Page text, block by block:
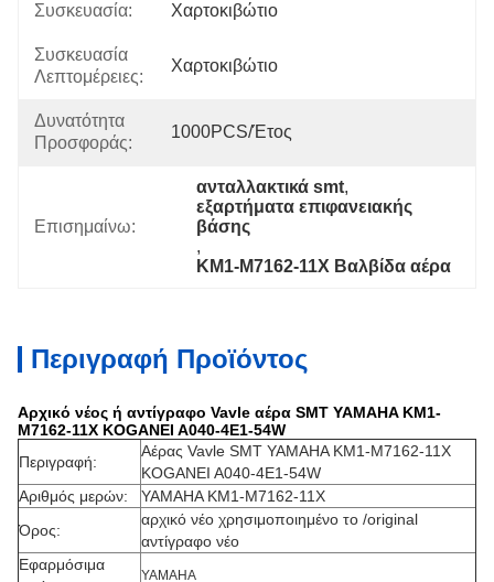
Συσκευασία: Χαρτοκιβώτιο
Συσκευασία
Λεπτομέρειες:
Χαρτοκιβώτιο
Δυνατότητα
Προσφοράς:
1000PCS/έτος
Επισημαίνω:
ανταλλακτικά smt,
εξαρτήματα επιφανειακής
βάσης
,
KM1-M7162-11X Βαλβίδα αέρα
Περιγραφή Προϊόντος
Αρχικό νέος ή αντίγραφο Vavle αέρα SMT YAMAHA KM1-
M7162-11X KOGANEI A040-4E1-54W
Περιγραφή:
Αέρας Vavle SMT YAMAHA KM1-M7162-11X
KOGANEI A040-4E1-54W
Αριθμός μερών:
YAMAHA KM1-M7162-11X
Όρος:
αρχικό νέο χρησιμοποιημένο το /original
αντίγραφο νέο
Εφαρμόσιμα
YAMAHA